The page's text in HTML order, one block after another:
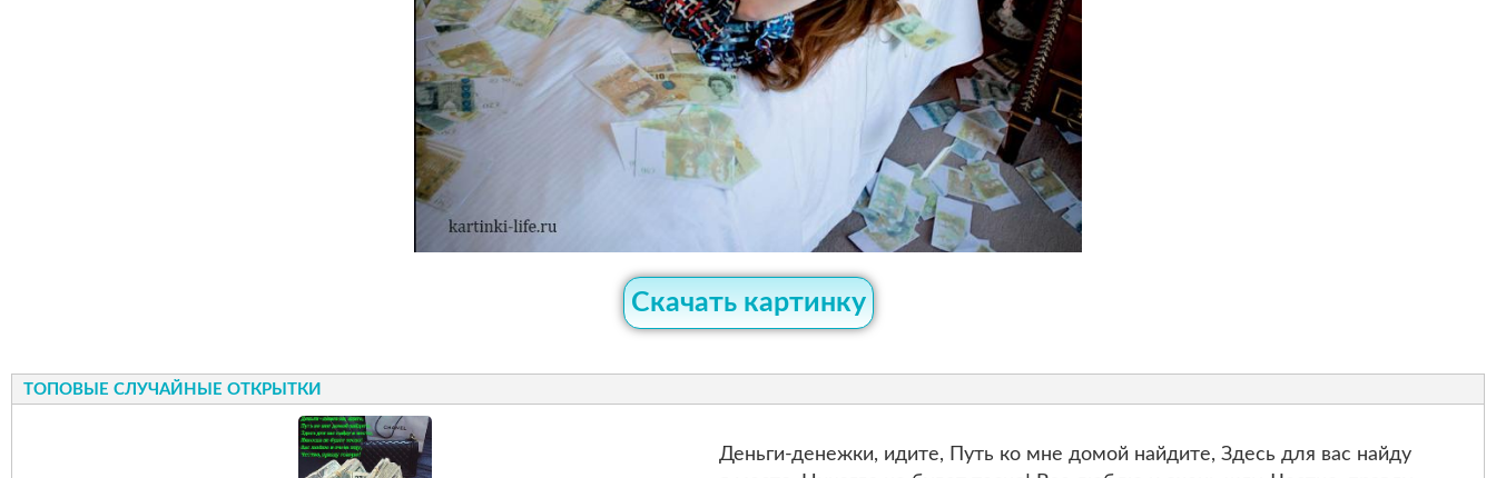
Скачать картинку
ТОПОВЫЕ СЛУЧАЙНЫЕ ОТКРЫТКИ
Деньги-денежки, идите, Путь ко мне домой найдите, Здесь для вас найду